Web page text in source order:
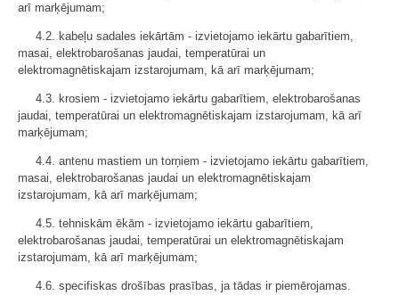
arī marķējumam;
4.2. kabeļu sadales iekārtām - izvietojamo iekārtu gabarītiem,
masai, elektrobarošanas jaudai, temperatūrai un
elektromagnētiskajam izstarojumam, kā arī marķējumam;
4.3. krosiem - izvietojamo iekārtu gabarītiem, elektrobarošanas
jaudai, temperatūrai un elektromagnētiskajam izstarojumam, kā arī
marķējumam;
4.4. antenu mastiem un torņiem - izvietojamo iekārtu gabarītiem,
masai, elektrobarošanas jaudai un elektromagnētiskajam
izstarojumam, kā arī marķējumam;
4.5. tehniskām ēkām - izvietojamo iekārtu gabarītiem,
elektrobarošanas jaudai, temperatūrai un elektromagnētiskajam
izstarojumam, kā arī marķējumam;
4.6. specifiskas drošības prasības, ja tādas ir piemērojamas.